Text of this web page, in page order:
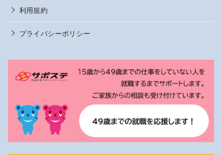
利用規約
プライバシーポリシー